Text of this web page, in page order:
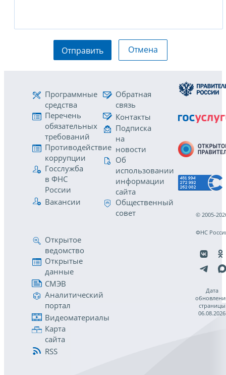
Отправить Отмена
Программные
средства
Перечень
обязательных
требований
Противодействие
коррупции
Госслужба
в ФНС
России
Вакансии
Обратная
связь
Контакты
Подписка
на
новости
Об
использовании
информации
сайта
Общественный
совет
Открытое
ведомство
Открытые
данные
СМЭВ
Аналитический
портал
Видеоматериалы
Карта
сайта
RSS
© 2005-
ФНС
Дата
страницы
06.08.2026